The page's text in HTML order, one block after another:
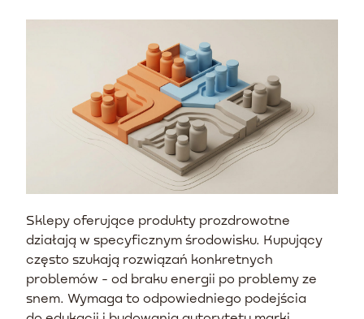
Sklepy oferujące produkty prozdrowotne
działają w specyficznym środowisku. Kupujący
często szukają rozwiązań konkretnych
problemów - od braku energii po problemy ze
snem. Wymaga to odpowiedniego podejścia